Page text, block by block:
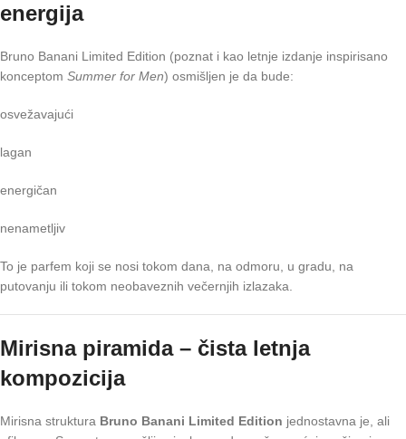
energija
Bruno Banani Limited Edition (poznat i kao letnje izdanje inspirisano
konceptom Summer for Men) osmišljen je da bude:
osvežavajući
lagan
energičan
nenametljiv
To je parfem koji se nosi tokom dana, na odmoru, u gradu, na
putovanju ili tokom neobaveznih večernjih izlazaka.
Mirisna piramida – čista letnja
kompozicija
Mirisna struktura Bruno Banani Limited Edition jednostavna je, ali